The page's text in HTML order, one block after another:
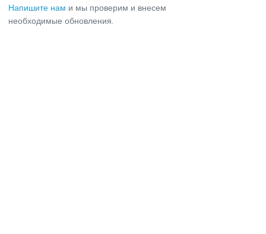
Напишите нам и мы проверим и внесем
необходимые обновления.